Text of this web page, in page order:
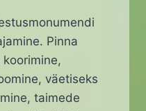
Pinna
väetiseks
taimede